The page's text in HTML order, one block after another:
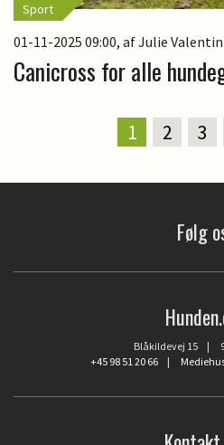
Sport
01-11-2025 09:00, af Julie Valentin
Canicross for alle
1 2 3
Følg
Blåkildevej 15 |
+45 98 51 20 66|